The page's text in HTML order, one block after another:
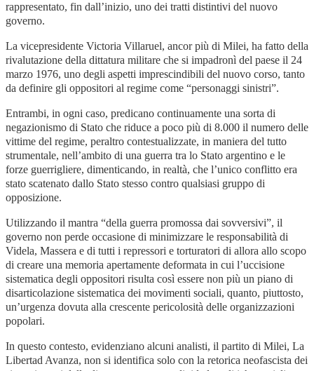
rappresentato, fin dall’inizio, uno dei tratti distintivi del nuovo
governo.
La vicepresidente Victoria Villaruel, ancor più di Milei, ha fatto della
rivalutazione della dittatura militare che si impadronì del paese il 24
marzo 1976, uno degli aspetti imprescindibili del nuovo corso, tanto
da definire gli oppositori al regime come “personaggi sinistri”.
Entrambi, in ogni caso, predicano continuamente una sorta di
negazionismo di Stato che riduce a poco più di 8.000 il numero delle
vittime del regime, peraltro contestualizzate, in maniera del tutto
strumentale, nell’ambito di una guerra tra lo Stato argentino e le
forze guerrigliere, dimenticando, in realtà, che l’unico conflitto era
stato scatenato dallo Stato stesso contro qualsiasi gruppo di
opposizione.
Utilizzando il mantra “della guerra promossa dai sovversivi”, il
governo non perde occasione di minimizzare le responsabilità di
Videla, Massera e di tutti i repressori e torturatori di allora allo scopo
di creare una memoria apertamente deformata in cui l’uccisione
sistematica degli oppositori risulta così essere non più un piano di
disarticolazione sistematica dei movimenti sociali, quanto, piuttosto,
un’urgenza dovuta alla crescente pericolosità delle organizzazioni
popolari.
In questo contesto, evidenziano alcuni analisti, il partito di Milei, La
Libertad Avanza, non si identifica solo con la retorica neofascista dei